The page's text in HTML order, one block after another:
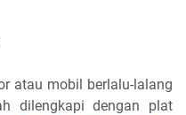
atau mobil berlalu-lalang
dilengkapi dengan plat